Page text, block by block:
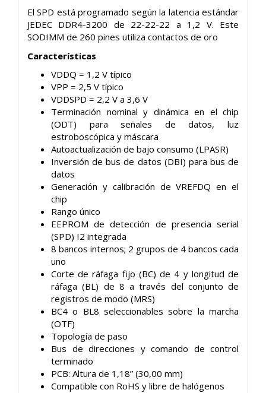
El SPD está programado según la latencia estándar
JEDEC DDR4-3200 de 22-22-22 a 1,2 V. Este
SODIMM de 260 pines utiliza contactos de oro
Características
VDDQ = 1,2 V típico
VPP = 2,5 V típico
VDDSPD = 2,2 V a 3,6 V
Terminación nominal y dinámica en el chip
(ODT) paraseñales de datos, luz
estroboscópica y máscara
Autoactualización de bajo consumo (LPASR)
Inversión de bus de datos (DBI) para bus de
datos
Generación y calibración de VREFDQ en el
chip
Rango único
EEPROM de detección de presencia serial
(SPD) I2 integrada
8 bancos internos; 2 grupos de 4 bancos cada
uno
Corte de ráfaga fijo (BC) de 4 y longitud de
ráfaga (BL) de 8 a través del conjunto de
registros de modo (MRS)
BC4 o BL8 seleccionables sobre la marcha
(OTF)
Topología de paso
Bus de direcciones y comando de control
terminado
PCB: Altura de 1,18” (30,00 mm)
Compatible con RoHS y libre de halógenos